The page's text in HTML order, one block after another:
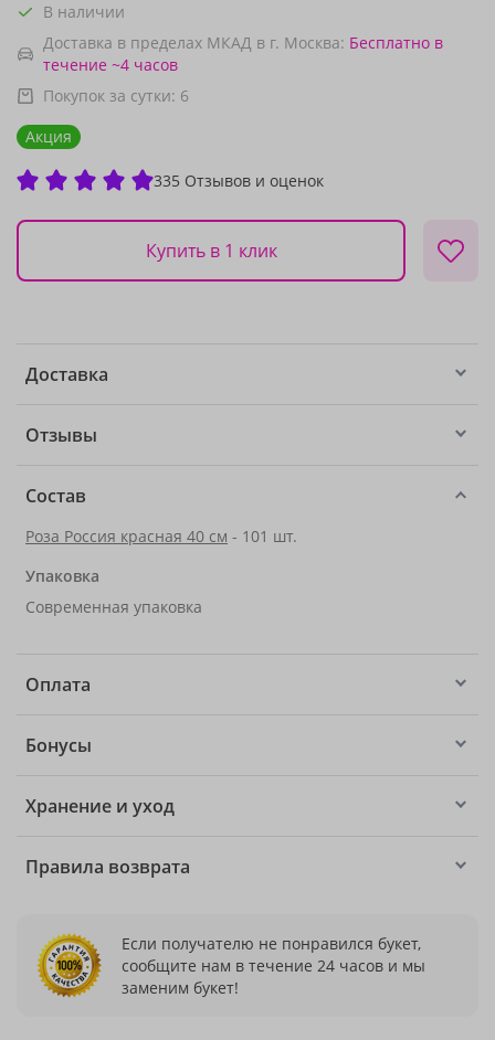
В наличии
Доставка в пределах МКАД в г. Москва: Бесплатно в
течение ~4 часов
Покупок за сутки: 6
Акция
335 Отзывов и оценок
Купить в 1 клик
Доставка
Отзывы
Состав
Роза Россия красная 40 см - 101 шт.
Упаковка
Современная упаковка
Оплата
Бонусы
Хранение и уход
Правила возврата
Если получателю не понравился букет,
сообщите нам в течение 24 часов и мы
заменим букет!